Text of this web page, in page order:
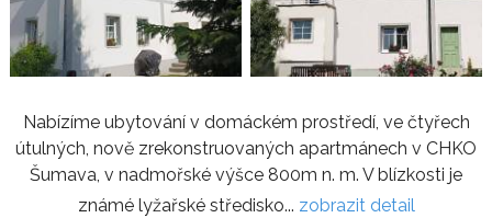
Nabízíme ubytování v domáckém prostředí, ve čtyřech
útulných, nově zrekonstruovaných apartmánech v CHKO
Šumava, v nadmořské výšce 800m n. m. V blízkosti je
známé lyžařské středisko... zobrazit detail